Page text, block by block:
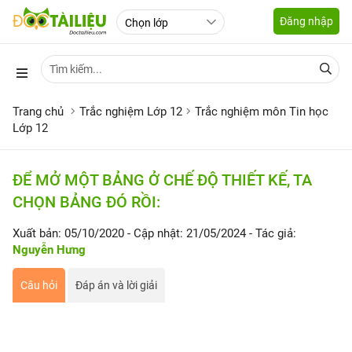
Đăng nhập
Trang chủ Trắc nghiệm Lớp 12
Trắc nghiệm môn Tin học
Lớp 12
ĐỂ MỞ MỘT BẢNG Ở CHẾ ĐỘ THIẾT KẾ, TA
CHỌN BẢNG ĐÓ RỒI:
Xuất bản: 05/10/2020 - Cập nhật: 21/05/2024 - Tác giả:
Nguyễn Hưng
Câu hỏi Đáp án và lời giải